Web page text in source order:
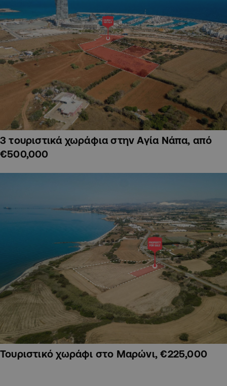
3 τουριστικά χωράφια στην Αγία Νάπα, από
€500,000
Τουριστικό χωράφι στο Μαρώνι, €225,000